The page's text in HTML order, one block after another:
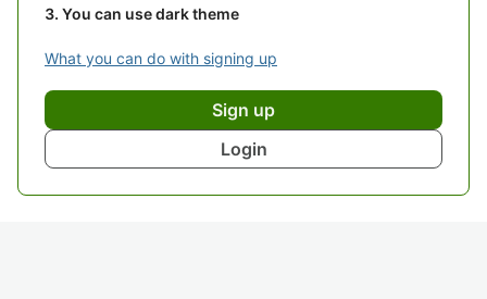
You can use dark theme
What you can do with signing up
Sign up
Login